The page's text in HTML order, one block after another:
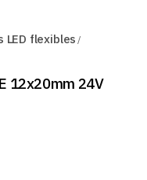
LED flexibles
12x20mm 24V